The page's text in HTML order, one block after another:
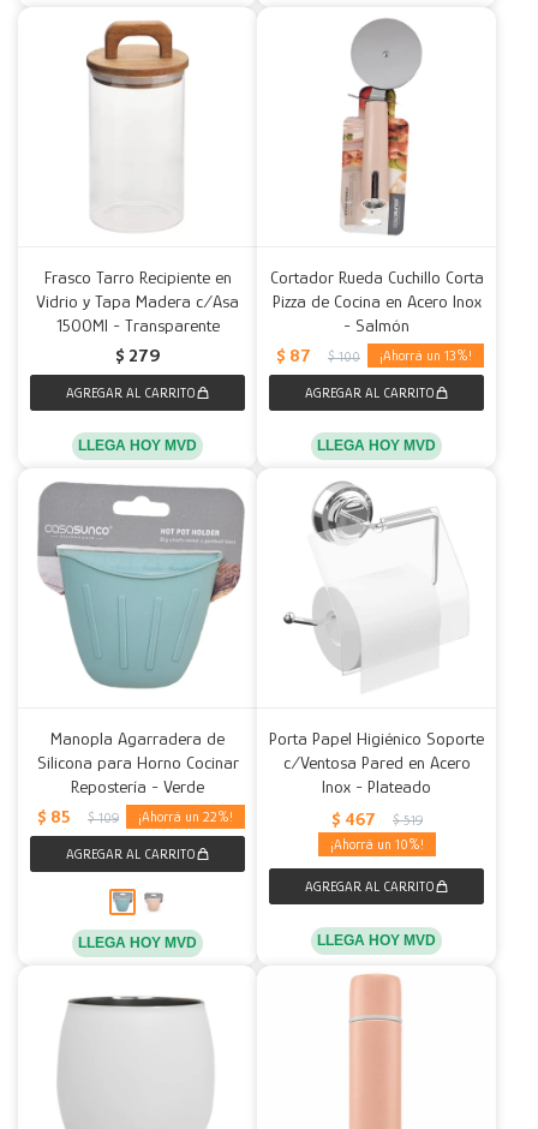
Frasco Tarro Recipiente en
Vidrio y Tapa Madera c/Asa
1500Ml - Transparente
$ 279
LLEGA HOY MVD
Cortador Rueda Cuchillo Corta
Pizza de Cocina en Acero Inox
- Salmón
$ 87 $ 100 13
LLEGA HOY MVD
Manopla Agarradera de
Silicona para Horno Cocinar
Repostería - Verde
$ 85 $ 109 22
LLEGA HOY MVD
Porta Papel Higiénico Soporte
c/Ventosa Pared en Acero
Inox - Plateado
$ 467 $ 519
10
LLEGA HOY MVD